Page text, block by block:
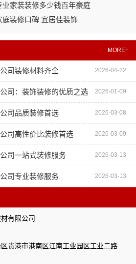
业家装装修多少钱百年豪庭
庭装修口碑 宜居佳装饰
MORE+
司装修材料齐全 2026-04-22
司：装饰装修的优质之选 2026-01-09
司品质装修首选 2026-03-08
司高性价比装修首选 2026-03-09
司一站式装修服务 2026-03-13
司专业装修服务 2026-03-13
有限公司
详细地址：广西壮族自治区贵港市港南区江南工业园区工业二路与南二路交汇处东南角